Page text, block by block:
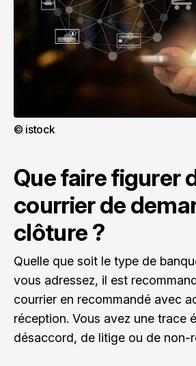
© istock
Que faire figurer
courrier de
clôture ?
Quelle que soit le type de
vous adressez, il est
courrier en recommandé avec
réception. Vous avez une trace
désaccord, de litige ou de non-